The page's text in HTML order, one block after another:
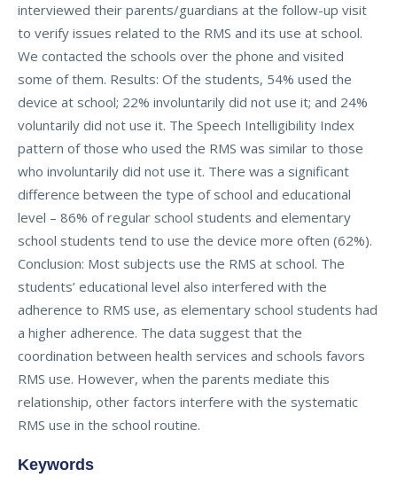
interviewed their parents/guardians at the follow-up visit
to verify issues related to the RMS and its use at school.
We contacted the schools over the phone and visited
some of them. Results: Of the students, 54% used the
device at school; 22% involuntarily did not use it; and 24%
voluntarily did not use it. The Speech Intelligibility Index
pattern of those who used the RMS was similar to those
who involuntarily did not use it. There was a significant
difference between the type of school and educational
level – 86% of regular school students and elementary
school students tend to use the device more often (62%).
Conclusion: Most subjects use the RMS at school. The
students’ educational level also interfered with the
adherence to RMS use, as elementary school students had
a higher adherence. The data suggest that the
coordination between health services and schools favors
RMS use. However, when the parents mediate this
relationship, other factors interfere with the systematic
RMS use in the school routine.
Keywords